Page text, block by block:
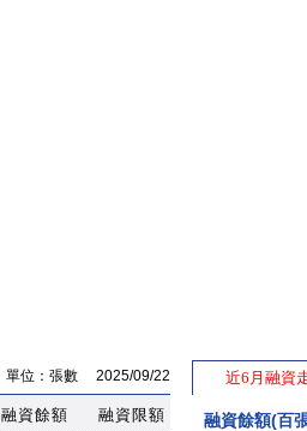
單位：張數 2025/09/22
融資餘額
融資限額
近6月融資
融資餘額(百